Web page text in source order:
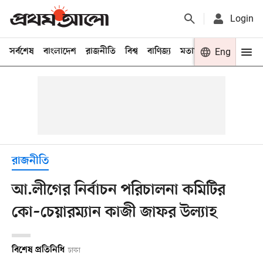
Login
সর্বশেষ বাংলাদেশ রাজনীতি বিশ্ব বাণিজ্য মতামত খেলা
Eng
রাজনীতি
আ.লীগের নির্বাচন পরিচালনা কমিটির
কো–চেয়ারম্যান কাজী জাফর উল্যাহ
বিশেষ প্রতিনিধি ঢাকা